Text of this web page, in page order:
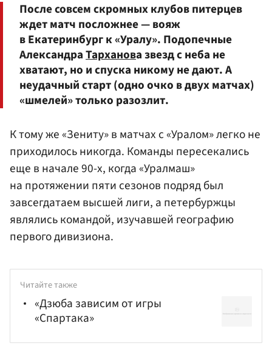
После совсем скромных клубов питерцев
ждет матч посложнее — вояж
в Екатеринбург к «Уралу». Подопечные
АлександраТарханова звезд с неба не
хватают, но и спуска никому не дают. А
неудачный старт (одно очко в двух матчах)
«шмелей» только разозлит.
К тому же «Зениту» в матчах с «Уралом» легко не
приходилось никогда. Команды пересекались
еще в начале 90-х, когда «Уралмаш»
на протяжении пяти сезонов подряд был
завсегдатаем высшей лиги, а петербуржцы
являлись командой, изучавшей географию
первого дивизиона.
Читайте также
«Дзюба зависим от игры
«Спартака»